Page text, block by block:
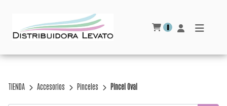
0
TIENDA Accesorios Pinceles Pincel Oval